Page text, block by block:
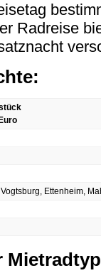
Radreise
Ettenheim,